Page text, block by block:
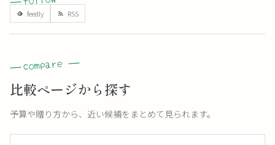
比較ページから探す
予算や贈り方から、近い候補をまとめて見られます。